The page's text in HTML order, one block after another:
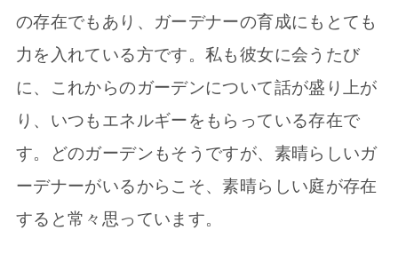
の存在でもあり、ガーデナーの育成にもとても
力を入れている方です。私も彼女に会うたび
に、これからのガーデンについて話が盛り上が
り、いつもエネルギーをもらっている存在で
す。どのガーデンもそうですが、素晴らしいガ
ーデナーがいるからこそ、素晴らしい庭が存在
すると常々思っています。